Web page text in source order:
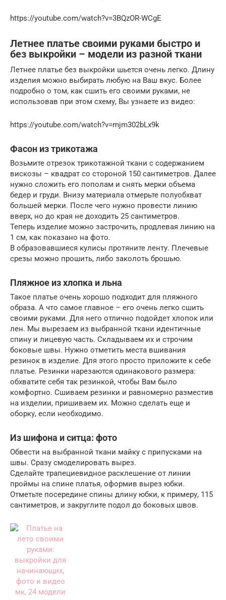
https://youtube.com/watch?v=3BQzOR-WCgE
Летнее платье своими руками быстро и
без выкройки – модели из разной ткани
Летнее платье без выкройки шьется очень легко. Длину
изделия можно выбирать любую на Ваш вкус. Более
подробно о том, как сшить его своими руками, не
использовав при этом схему, Вы узнаете из видео:
https://youtube.com/watch?v=mjm302bLx9k
Фасон из трикотажа
Возьмите отрезок трикотажной ткани с содержанием
вискозы – квадрат со стороной 150 сантиметров. Далее
нужно сложить его пополам и снять мерки объема
бедер и груди. Внизу материала отмерьте полуобхват
большей мерки. После чего нужно провести линию
вверх, но до края не доходить 25 сантиметров.
Теперь изделие можно застрочить, продлевая линию на
1 см, как показано на фото.
В образовавшиеся кулисы протяните ленту. Плечевые
срезы можно прошить, либо заколоть брошью.
Пляжное из хлопка и льна
Такое платье очень хорошо подходит для пляжного
образа. А что самое главное – его очень легко сшить
своими руками. Для него отлично подойдет хлопок или
лен. Мы вырезаем из выбранной ткани идентичные
спину и лицевую часть. Складываем их и строчим
боковые швы. Нужно отметить места вшивания
резинок в изделие. Для этого просто приложите к себе
платье. Резинки нарезаются одинакового размера:
обхватите себя так резинкой, чтобы Вам было
комфортно. Сшиваем резинки и равномерно разместив
на изделии, пришиваем их. Можно сделать еще и
оборку, если необходимо.
Из шифона и ситца: фото
Обвести на выбранной ткани майку с припусками на
швы. Сразу смоделировать вырез.
Сделайте трапециевидное расклешение от линии
проймы на спине платья, оформив вырез юбки.
Отметьте посередине спины длину юбки, к примеру, 115
сантиметров, и закруглите подол до боковых швов.